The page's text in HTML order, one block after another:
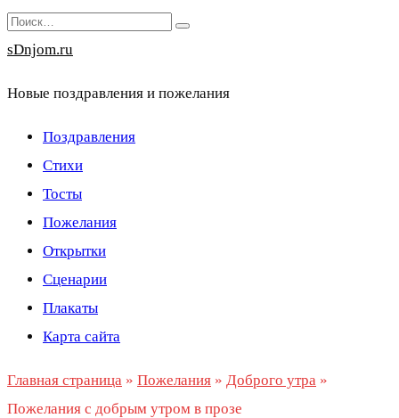
Перейти
к
Search
for:
sDnjom.ru
Новые поздравления и пожелания
Поздравления
Стихи
Тосты
Пожелания
Открытки
Сценарии
Плакаты
Карта сайта
Главная страница » Пожелания » Доброго утра »
Пожелания с добрым утром в прозе